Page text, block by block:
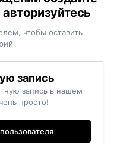
чтобы оставить
запись
запись в нашем
просто!